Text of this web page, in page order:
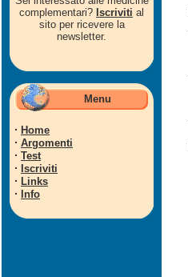
complementari? Iscriviti al
sito per ricevere la
newsletter.
Menu
· Home
· Argomenti
· Test
· Iscriviti
· Links
· Info